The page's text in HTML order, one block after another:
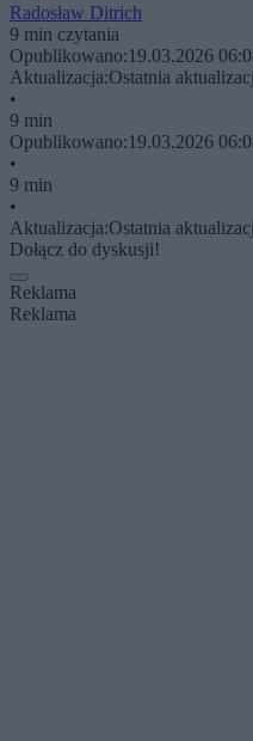
Radosław Ditrich
9 min czytania
Opublikowano:19.03.2026
Aktualizacja:Ostatnia
•
9 min
Opublikowano:19.03.2026
•
9 min
•
Aktualizacja:Ostatnia
Dołącz do dyskusji!
Reklama
Reklama